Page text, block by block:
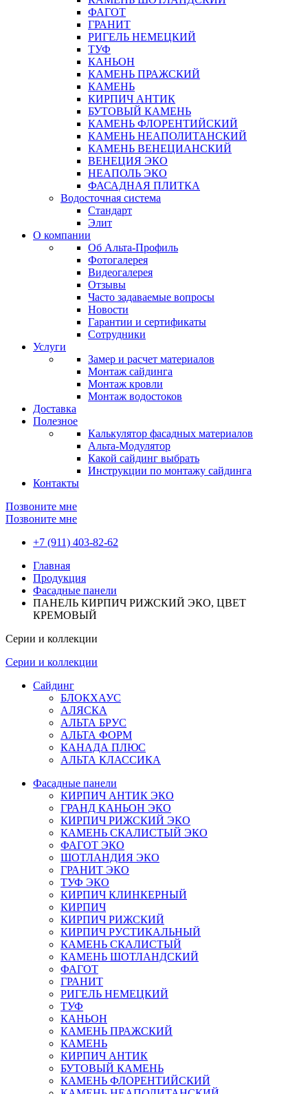
ФАГОТ
ГРАНИТ
РИГЕЛЬ НЕМЕЦКИЙ
ТУФ
КАНЬОН
КАМЕНЬ ПРАЖСКИЙ
КАМЕНЬ
КИРПИЧ АНТИК
БУТОВЫЙ КАМЕНЬ
КАМЕНЬ ФЛОРЕНТИЙСКИЙ
КАМЕНЬ НЕАПОЛИТАНСКИЙ
КАМЕНЬ ВЕНЕЦИАНСКИЙ
ВЕНЕЦИЯ ЭКО
НЕАПОЛЬ ЭКО
ФАСАДНАЯ ПЛИТКА
Водосточная система
Стандарт
Элит
О компании
Об Альта-Профиль
Фотогалерея
Видеогалерея
Отзывы
Часто задаваемые вопросы
Новости
Гарантии и сертификаты
Сотрудники
Услуги
Замер и расчет материалов
Монтаж сайдинга
Монтаж кровли
Монтаж водостоков
Доставка
Полезное
Калькулятор фасадных материалов
Альта-Модулятор
Какой сайдинг выбрать
Инструкции по монтажу сайдинга
Контакты
Позвоните мне
Позвоните мне
+7 (911) 403-82-62
Главная
Продукция
Фасадные панели
ПАНЕЛЬ КИРПИЧ РИЖСКИЙ ЭКО, ЦВЕТ
КРЕМОВЫЙ
Серии и коллекции
Серии и коллекции
Сайдинг
БЛОКХАУС
АЛЯСКА
АЛЬТА БРУС
АЛЬТА ФОРМ
КАНАДА ПЛЮС
АЛЬТА КЛАССИКА
Фасадные панели
КИРПИЧ АНТИК ЭКО
ГРАНД КАНЬОН ЭКО
КИРПИЧ РИЖСКИЙ ЭКО
КАМЕНЬ СКАЛИСТЫЙ ЭКО
ФАГОТ ЭКО
ШОТЛАНДИЯ ЭКО
ГРАНИТ ЭКО
ТУФ ЭКО
КИРПИЧ КЛИНКЕРНЫЙ
КИРПИЧ
КИРПИЧ РИЖСКИЙ
КИРПИЧ РУСТИКАЛЬНЫЙ
КАМЕНЬ СКАЛИСТЫЙ
КАМЕНЬ ШОТЛАНДСКИЙ
ФАГОТ
ГРАНИТ
РИГЕЛЬ НЕМЕЦКИЙ
ТУФ
КАНЬОН
КАМЕНЬ ПРАЖСКИЙ
КАМЕНЬ
КИРПИЧ АНТИК
БУТОВЫЙ КАМЕНЬ
КАМЕНЬ ФЛОРЕНТИЙСКИЙ